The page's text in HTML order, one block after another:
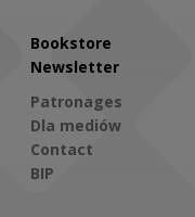
Bookstore
Newsletter
Patronages
Dla mediów
Contact
BIP